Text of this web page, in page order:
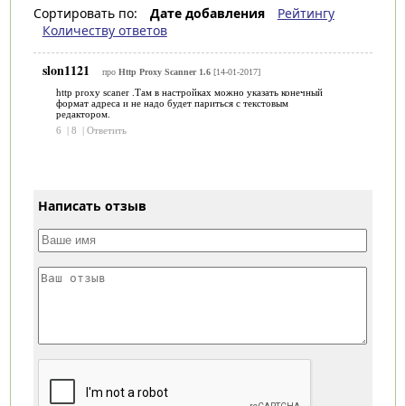
Сортировать по: Дате добавления
Рейтингу
Количеству ответов
slon1121 про Http Proxy Scanner 1.6[14-01-2017]
http proxy scaner .Там в настройках можно указать конечный
формат адреса и не надо будет париться с текстовым
редактором.
6
| 8 | Ответить
Написать отзыв